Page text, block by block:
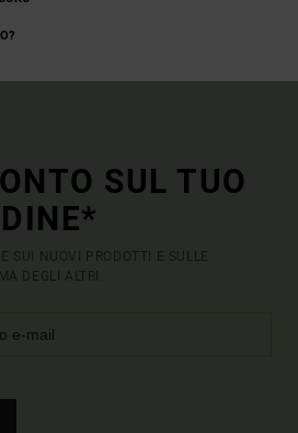
SUL TUO
SUI NUOVI PRODOTTI E SULLE
DEGLI ALTRI.